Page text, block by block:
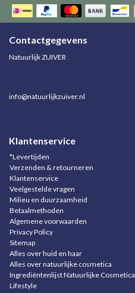
Contactgegevens
Natuurlijk ZUIVER
info@natuurlijkzuiver.nl
Klantenservice
*Levertijden
Verzenden & retourneren
Klantenservice
Veelgestelde vragen
Milieu en duurzaamheid
Betaalmethoden
Algemene voorwaarden
Privacy Policy
Sitemap
Alles over huid en haar
Alles over natuurlijke cosmetica
Ingrediëntenlijst Natuurlijke Cosmetica
Lifestyle